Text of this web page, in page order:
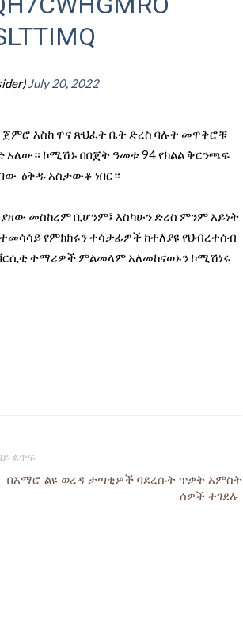
July 20, 2022
ጀምሮ እስከ ዋና ጽህፈት ቤት ድረስ ባሉት መዋቅሮቹ
አለው። ኮሚሽኑ በበጀት ዓመቱ 94 የክልል ቅርንጫፍ
ዕቅዱ አስታውቆ ነበር።
መስከረም ቢሆንም፤ እስካሁን ድረስ ምንም አይነት
የምክክሩን ተሳታፊዎች ከተለያዩ የህብረተሰብ
ተማሪዎች ምልመላም አለመከናወኑን ኮሚሽነሩ
ልጥፍ
በአማሮ ልዩ ወረዳ ታጣቂዎች ባደረሱት ጥቃት አምስት
ሰዎች ተገደሉ